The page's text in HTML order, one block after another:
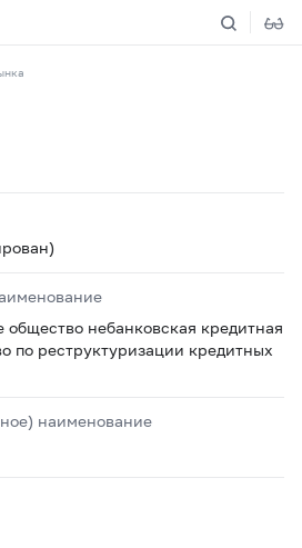
небанковская кредитная
по реструктуризации кредитных
наименование